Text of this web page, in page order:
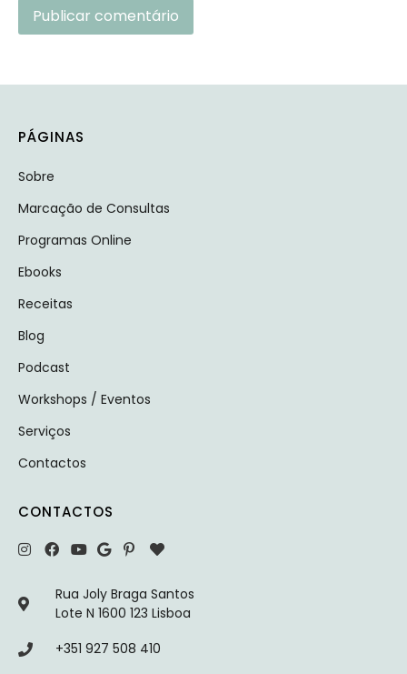
PÁGINAS
Sobre
Marcação de Consultas
Programas Online
Ebooks
Receitas
Blog
Podcast
Workshops / Eventos
Serviços
Contactos
CONTACTOS
Rua Joly Braga Santos
Lote N 1600 123 Lisboa
+351 927 508 410